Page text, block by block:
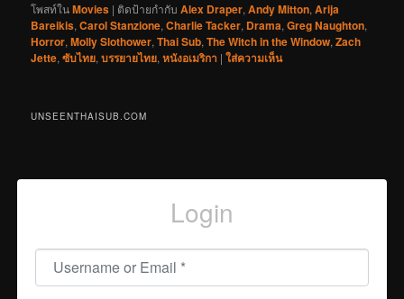
โพสท์ในMovies | ติดป้ายกำกับ Alex Draper,Andy Mitton,Arija
Bareikis,Carol Stanzione,Charlie Tacker, Drama,Greg Naughton,
Horror,Molly Slothower,Thai Sub,The Witch in the Window,Zach
Jette,ซับไทย,บรรยายไทย,หนังอเมริกา |ใส่ความเห็น
UNSEENTHAISUB.COM
Login
Username or Email